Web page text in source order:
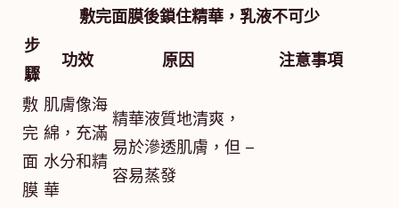
敷完面膜後鎖住精華，乳液不可少
步
驟
功效 原因 注意事項
敷
完
面
膜
肌膚像海
綿，充滿
水分和精
華
精華液質地清爽，
易於滲透肌膚，但
容易蒸發
–